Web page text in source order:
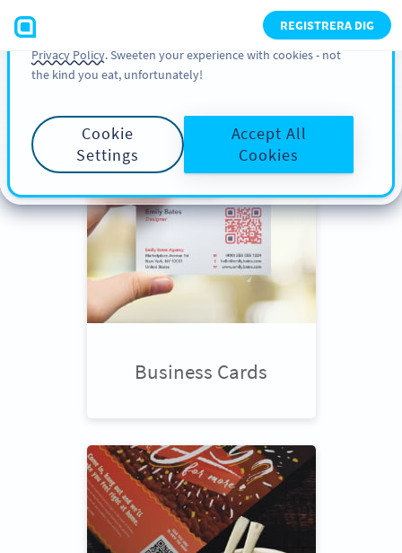
REGISTRERA DIG
Scroll down
to see QR Code use
cases
Business Cards
You can also find more information about cookies, our
analytic activities and your rights in our
Cookie Policyand
Privacy Policy. Sweeten your experience with cookies - not
the kind you eat, unfortunately!
Cookie
Settings
Accept All
Cookies